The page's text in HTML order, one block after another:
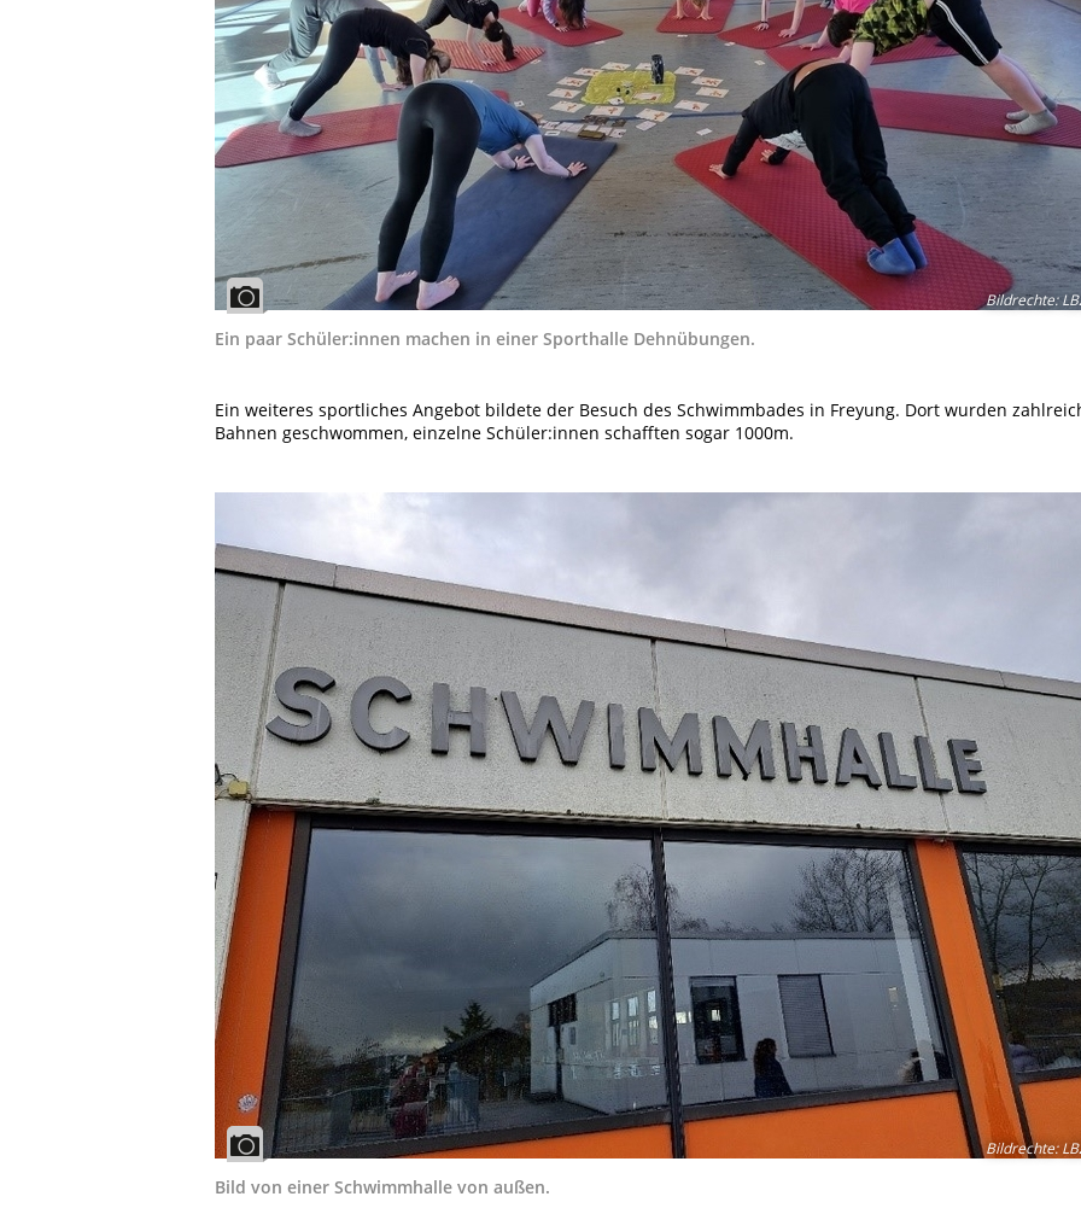
Bildrechte:
Ein paar Schüler:innen machen in einer Sporthalle Dehnübungen.
Ein weiteres sportliches Angebot bildete der Besuch des Schwimmbades in Freyung. Dort wurden
Bahnen geschwommen, einzelne Schüler:innen schafften sogar 1000m.
Bildrechte:
Bild von einer Schwimmhalle von außen.